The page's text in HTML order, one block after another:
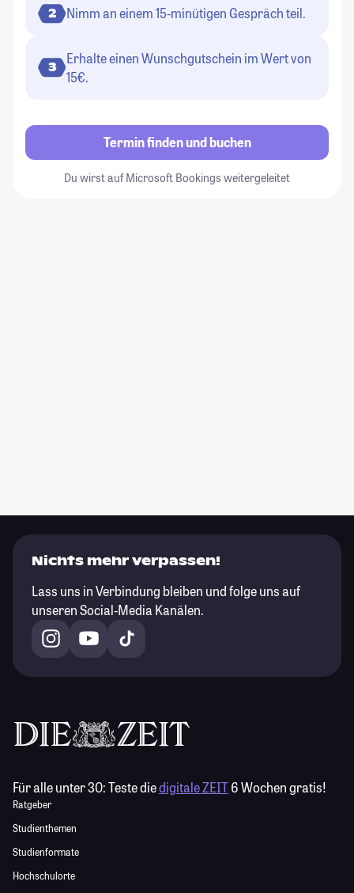
2 Nimm an einem 15-minütigen Gespräch teil.
3
Erhalte einen Wunschgutschein im Wert von
15€.
Termin finden und buchen
Du wirst auf Microsoft Bookings weitergeleitet
Nichts mehr verpassen!
Lass uns in Verbindung bleiben und folge uns auf
unseren Social-Media Kanälen.
Für alle unter 30:Teste diedigitale ZEIT6 Wochen gratis!
Ratgeber
Studienthemen
Studienformate
Hochschulorte